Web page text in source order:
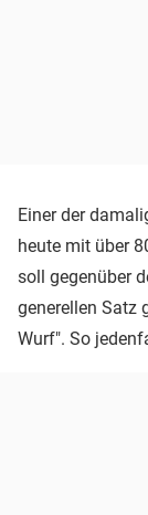
Einer der
heute mit über
soll gegenüber
generellen Satz
Wurf". So